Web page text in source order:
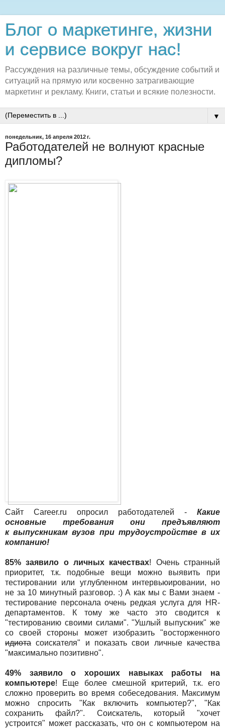
Блог о маркетинге, жизни
и сервисе вокруг нас!
Рассуждения на различные темы, обсуждение событий и
ситуаций на прямую или косвенно затрагивающие
маркетинг и рекламу. Книги, статьи и всякие полезности.
▼
понедельник, 16 апреля 2012 г.
Работодателей не волнуют красные
дипломы?
Сайт Career.ru опросил работодателей - Какие
основные требования они предъявляют
к выпускникам вузов при трудоустройстве в их
компанию!
85% заявило о личных качествах! Очень странный
приоритет, т.к. подобные вещи можно выявить при
тестировании или углубленном интервьюировании, но
не за 10 минутный разговор. :) А как мы с Вами знаем -
тестирование персонала очень редкая услуга для HR-
департаментов. К тому же часто это сводится к
"тестированию своими силами". "Ушлый выпускник" же
со своей стороны может изобразить "восторженного
идиота соискателя" и показать свои личные качества
"максимально позитивно".
49% заявило о хороших навыках работы на
компьютере! Еще более смешной критерий, т.к. его
сложно проверить во время собеседования. Максимум
можно спросить "Как включить компьютер?", "Как
сохранить файл?". Соискатель, который "хочет
устроится" может рассказать, что он с компьютером на